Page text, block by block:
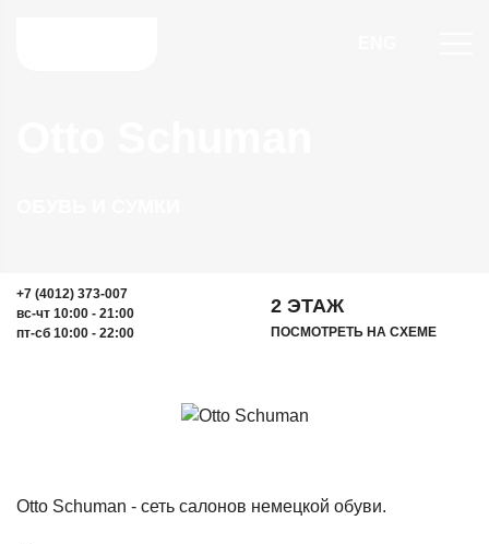
+7 (4012) 373-007
вс-чт 10:00 - 21:00
пт-сб 10:00 - 22:00
2 ЭТАЖ
ПОСМОТРЕТЬ НА СХЕМЕ
Otto Schuman - сеть салонов немецкой обуви.